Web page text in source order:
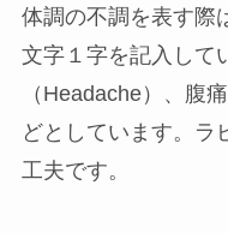
体調の不調を表す際
文字１字を記入して
（Headache）、腹
どとしています。ラ
工夫です。